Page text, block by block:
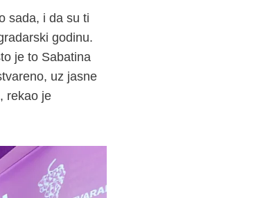
sada, i da su ti
godinu.
je to Sabatina
uz jasne
rekao je